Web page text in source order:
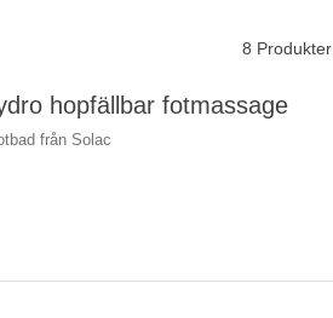
8 Produkter
hopfällbar fotmassage
från Solac